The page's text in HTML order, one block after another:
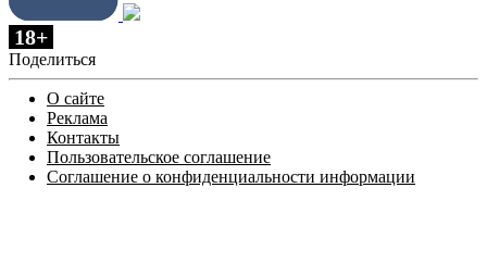
18+
Поделиться
О сайте
Реклама
Контакты
Пользовательское соглашение
Соглашение о конфиденциальности информации